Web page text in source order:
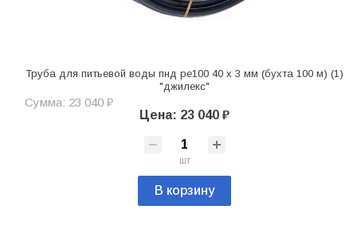
Труба для питьевой воды пнд pe100 40 х 3 мм (бухта 100 м) (1)
"джилекс"
Сумма: 23 040 ₽
Цена: 23 040 ₽
шт
В корзину